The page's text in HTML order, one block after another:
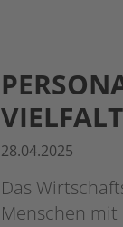
28.04.2025
Das
Menschen